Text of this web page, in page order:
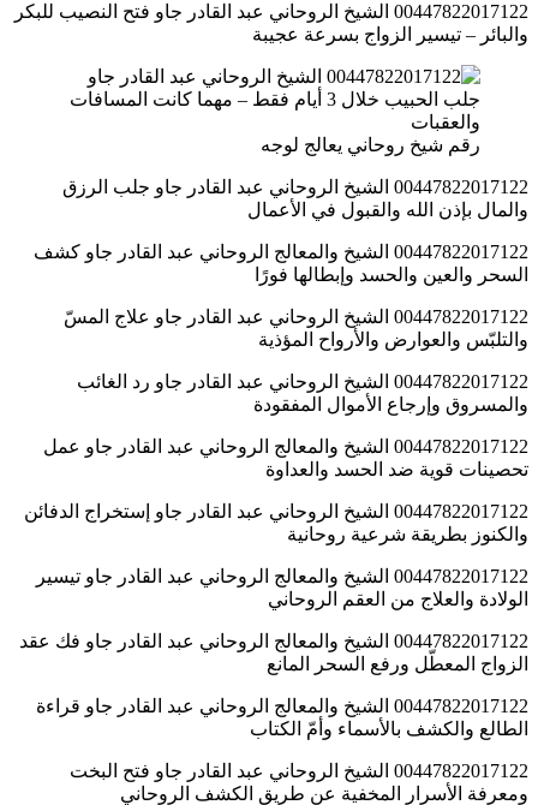
00447822017122 الشيخ الروحاني عبد القادر جاو فتح النصيب للبكر
والبائر – تيسير الزواج بسرعة عجيبة
رقم شيخ روحاني يعالج لوجه
00447822017122 الشيخ الروحاني عبد القادر جاو جلب الرزق
والمال بإذن الله والقبول في الأعمال
00447822017122 الشيخ والمعالج الروحاني عبد القادر جاو كشف
السحر والعين والحسد وإبطالها فورًا
00447822017122 الشيخ الروحاني عبد القادر جاو علاج المسّ
والتلبّس والعوارض والأرواح المؤذية
00447822017122 الشيخ الروحاني عبد القادر جاو رد الغائب
والمسروق وإرجاع الأموال المفقودة
00447822017122 الشيخ والمعالج الروحاني عبد القادر جاو عمل
تحصينات قوية ضد الحسد والعداوة
00447822017122 الشيخ الروحاني عبد القادر جاو إستخراج الدفائن
والكنوز بطريقة شرعية روحانية
00447822017122 الشيخ والمعالج الروحاني عبد القادر جاو تيسير
الولادة والعلاج من العقم الروحاني
00447822017122 الشيخ والمعالج الروحاني عبد القادر جاو فك عقد
الزواج المعطّل ورفع السحر المانع
00447822017122 الشيخ والمعالج الروحاني عبد القادر جاو قراءة
الطالع والكشف بالأسماء وأمّ الكتاب
00447822017122 الشيخ الروحاني عبد القادر جاو فتح البخت
ومعرفة الأسرار المخفية عن طريق الكشف الروحاني